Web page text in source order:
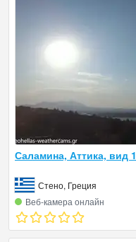
Саламина, Аттика, вид 1
Стено, Греция
Веб‑камера онлайн